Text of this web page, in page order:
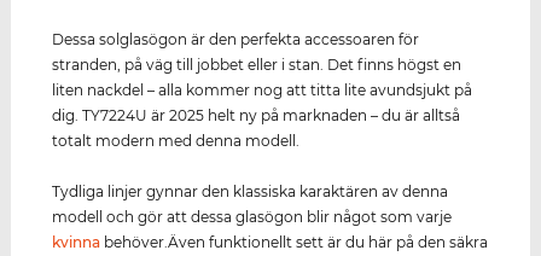
Dessa solglasögon är den perfekta accessoaren för
stranden, på väg till jobbet eller i stan. Det finns högst en
liten nackdel – alla kommer nog att titta lite avundsjukt på
dig. TY7224U är 2025 helt ny på marknaden – du är alltså
totalt modern med denna modell.
Tydliga linjer gynnar den klassiska karaktären av denna
modell och gör att dessa glasögon blir något som varje
kvinna behöver.Även funktionellt sett är du här på den säkra